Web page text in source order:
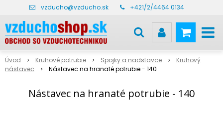
vzducho@vzducho.sk +421/2/4464 0134
Úvod Kruhové potrubie Spojky a nadstavce
Kruhový
nástavec
Nástavec na hranaté potrubie - 140
Nástavec na hranaté potrubie - 140